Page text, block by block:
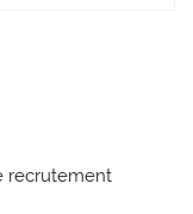
recrutement